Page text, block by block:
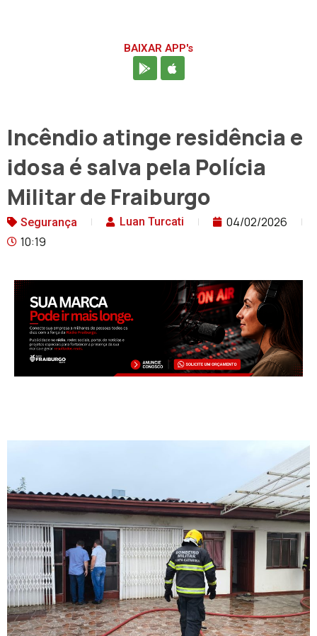
BAIXAR APP's
Incêndio atinge residência e
idosa é salva pela Polícia
Militar de Fraiburgo
Segurança Luan Turcati
04/02/2026
10:19